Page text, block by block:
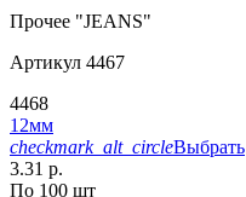
Прочее "JEANS"
Артикул 4467
4468
12мм
checkmark_alt_circleВыбрать
3.31 р.
По 100 шт